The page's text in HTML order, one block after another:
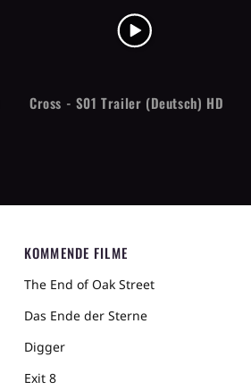
Cross - S01 Trailer (Deutsch) HD
KOMMENDE FILME
The End of Oak Street
Das Ende der Sterne
Digger
Exit 8